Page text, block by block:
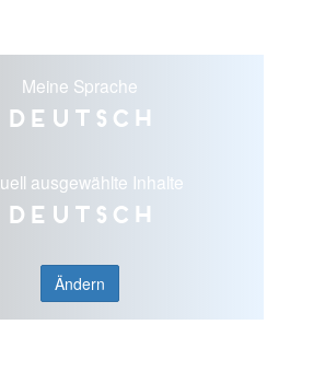
Meine Sprache
Deutsch
ausgewählte Inhalte
Deutsch
Ändern